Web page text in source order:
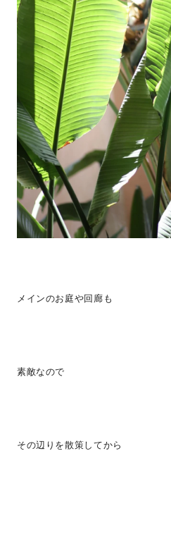
メインのお庭や回廊も
素敵なので
その辺りを散策してから